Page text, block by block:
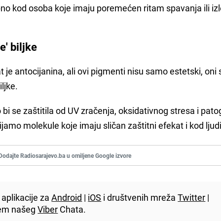
kod osoba koje imaju poremećen ritam spavanja ili
biljke
antocijanina, ali ovi pigmenti nisu samo estetski, oni
se zaštitila od UV zračenja, oksidativnog stresa i
molekule koje imaju sličan zaštitni efekat i kod
Radiosarajevo.ba u omiljene Google izvore
zaAndroid | iOS i društvenih mrežaTwitter |
našegViber Chata.